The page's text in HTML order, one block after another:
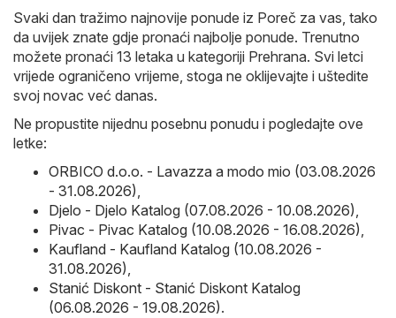
Svaki dan tražimo najnovije ponude iz Poreč za vas, tako
da uvijek znate gdje pronaći najbolje ponude. Trenutno
možete pronaći 13 letaka u kategoriji Prehrana. Svi letci
vrijede ograničeno vrijeme, stoga ne oklijevajte i uštedite
svoj novac već danas.
Ne propustite nijednu posebnu ponudu i pogledajte ove
letke:
ORBICO d.o.o. - Lavazza a modo mio (03.08.2026
- 31.08.2026),
Djelo - Djelo Katalog (07.08.2026 - 10.08.2026),
Pivac - Pivac Katalog (10.08.2026 - 16.08.2026),
Kaufland - Kaufland Katalog (10.08.2026 -
31.08.2026),
Stanić Diskont - Stanić Diskont Katalog
(06.08.2026 - 19.08.2026).